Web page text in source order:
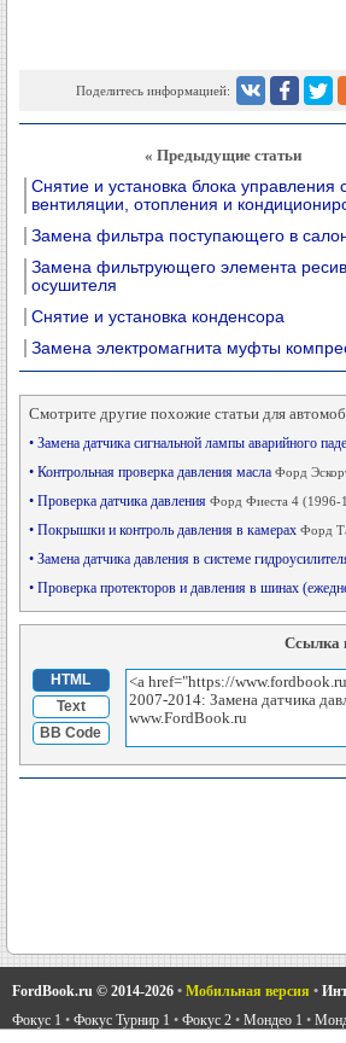
Поделитесь информацией:
« Предыдущие статьи
Снятие и установка блока управления
вентиляции, отопления и
Замена фильтра поступающего в
Замена фильтрующего элемента
осушителя
Снятие и установка конденсора
Замена электромагнита муфты
Смотрите другие похожие статьи для
• Замена датчика сигнальной лампы аварийного
• Контрольная проверка давления масла Форд
• Проверка датчика давления Форд Фиеста 4 (1996-
• Покрышки и контроль давления в камерах Форд
• Замена датчика давления в системе
• Проверка протекторов и давления в шинах
Ссылка
HTML
Text
BB Code
FordBook.ru © 2014-2026 • Мобильная версия •
Фокус 1 • Фокус Турнир 1 • Фокус 2 • Мондео 1 •